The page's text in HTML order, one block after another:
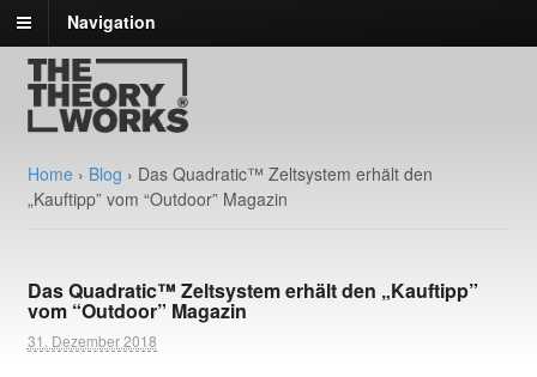
Navigation
Home › Blog › Das Quadratic™ Zeltsystem erhält den
„Kauftipp” vom “Outdoor” Magazin
Das Quadratic™ Zeltsystem erhält den „Kauftipp”
vom “Outdoor” Magazin
31. Dezember 2018